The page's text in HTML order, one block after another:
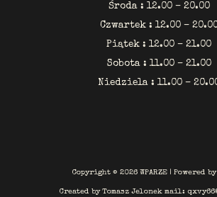
Środa : 12.00 – 20.00
Czwartek : 12.00 –
Piątek : 12.00 – 21.00
Sobota : 11.00 – 21.00
Niedziela : 11.00 –
Copyright © 2026 WPARZE | Powered by
Created by Tomasz Jelonek mail: